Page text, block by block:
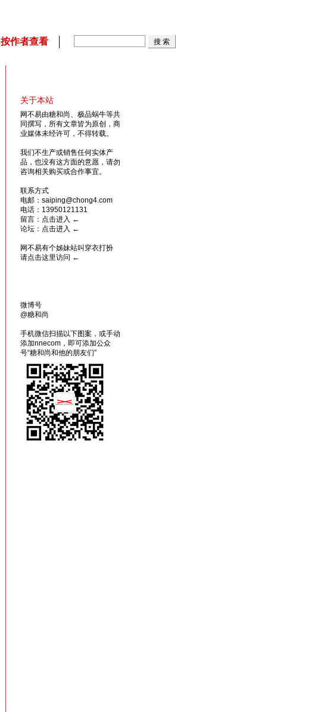
按作者查看
关于本站
网不易由糖和尚、极品蜗牛等共
同撰写，所有文章皆为原创，商
业媒体未经许可，不得转载。
我们不生产或销售任何实体产
品，也没有这方面的意愿，请勿
咨询相关购买或合作事宜。
联系方式
电邮：saiping@chong4.com
电话：13950121131
留言： 点击进入 ←
论坛： 点击进入 ←
网不易有个姊妹站叫穿衣打扮
请点击这里访问 ←
微博号
@糖和尚
手机微信扫描以下图案，或手动
添加nnecom，即可添加公众
号“糖和尚和他的朋友们”